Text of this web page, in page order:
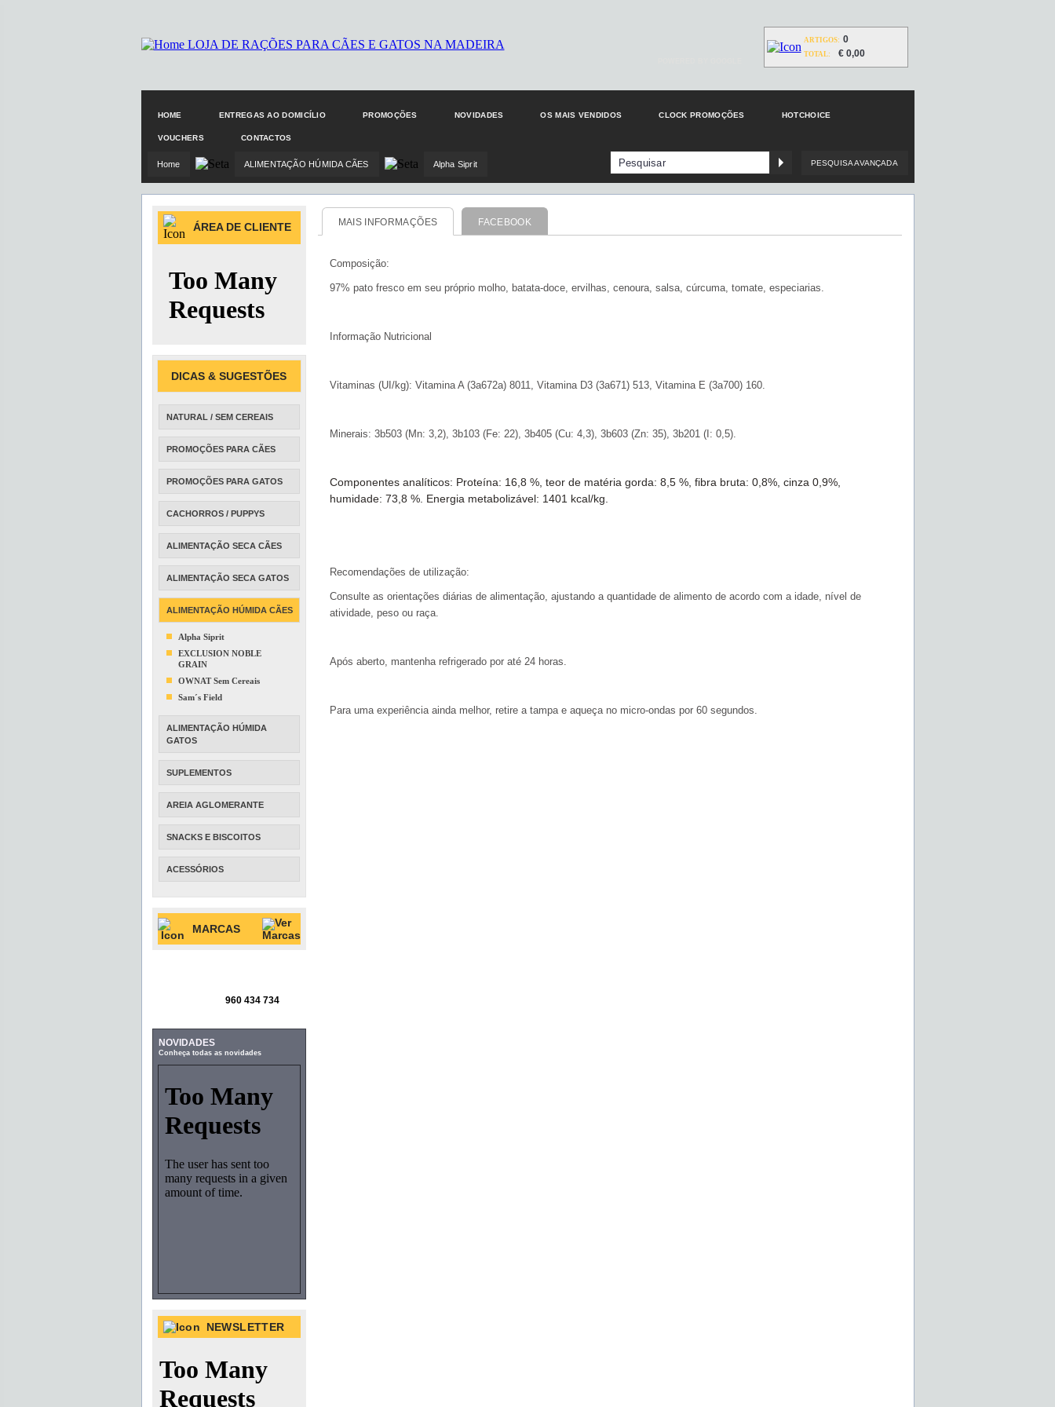
ARTIGOS: 0
TOTAL: € 0,00
HOME ENTREGAS AO DOMICÍLIO PROMOÇÕES NOVIDADES OS MAIS VENDIDOS CLOCK PROMOÇÕES HOTCHOICE
VOUCHERS CONTACTOS
Home ALIMENTAÇÃO HÚMIDA CÃES Alpha Siprit PESQUISA AVANÇADA
ÁREA DE CLIENTE
DICAS & SUGESTÕES
NATURAL / SEM CEREAIS
PROMOÇÕES PARA CÃES
PROMOÇÕES PARA GATOS
CACHORROS / PUPPYS
ALIMENTAÇÃO SECA CÃES
ALIMENTAÇÃO SECA GATOS
ALIMENTAÇÃO HÚMIDA CÃES
Alpha Siprit
EXCLUSION NOBLE
GRAIN
OWNAT Sem Cereais
Sam´s Field
ALIMENTAÇÃO HÚMIDA
GATOS
SUPLEMENTOS
AREIA AGLOMERANTE
SNACKS E BISCOITOS
ACESSÓRIOS
MARCAS
960 434 734
NOVIDADES
Conheça todas as novidades
NEWSLETTER
MAIS INFORMAÇÕES FACEBOOK
Composição:
97% pato fresco em seu próprio molho, batata-doce, ervilhas, cenoura, salsa, cúrcuma, tomate, especiarias.
Informação Nutricional
Vitaminas (UI/kg): Vitamina A (3a672a) 8011, Vitamina D3 (3a671) 513, Vitamina E (3a700) 160.
Minerais: 3b503 (Mn: 3,2), 3b103 (Fe: 22), 3b405 (Cu: 4,3), 3b603 (Zn: 35), 3b201 (I: 0,5).
Componentes analíticos: Proteína: 16,8 %, teor de matéria gorda: 8,5 %, fibra bruta: 0,8%, cinza 0,9%,
humidade: 73,8 %. Energia metabolizável: 1401 kcal/kg.
Recomendações de utilização:
Consulte as orientações diárias de alimentação, ajustando a quantidade de alimento de acordo com a idade, nível de
atividade, peso ou raça.
Após aberto, mantenha refrigerado por até 24 horas.
Para uma experiência ainda melhor, retire a tampa e aqueça no micro-ondas por 60 segundos.